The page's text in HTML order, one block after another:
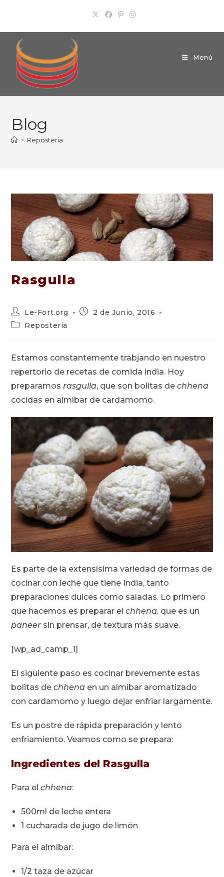
contenido
Menú
Blog
> Repostería
Rasgulla
Autor
de
la
Le-Fort.org
Publicación
2 de Junio, 2016
Categoría
entrada:
Repostería
Estamos constantemente trabjando en nuestro
repertorio de recetas de comida india. Hoy
preparamosrasgulla, que son bolitas dechhena
cocidas en almíbar de cardamomo.
Es parte de la extensísima variedad de formas de
cocinar con leche que tiene India, tanto
preparaciones dulces como saladas. Lo primero
que hacemos es preparar elchhena, que es un
paneer sin prensar, de textura más suave.
[wp_ad_camp_1]
El siguiente paso es cocinar brevemente estas
bolitas dechhena en un almíbar aromatizado
con cardamomo y luego dejar enfriar largamente.
Es un postre de rápida preparación y lento
enfriamiento. Veamos como se prepara:
Ingredientes del Rasgulla
Para elchhena:
500ml de leche entera
1 cucharada de jugo de limón
Para el almíbar:
1/2 taza de azúcar